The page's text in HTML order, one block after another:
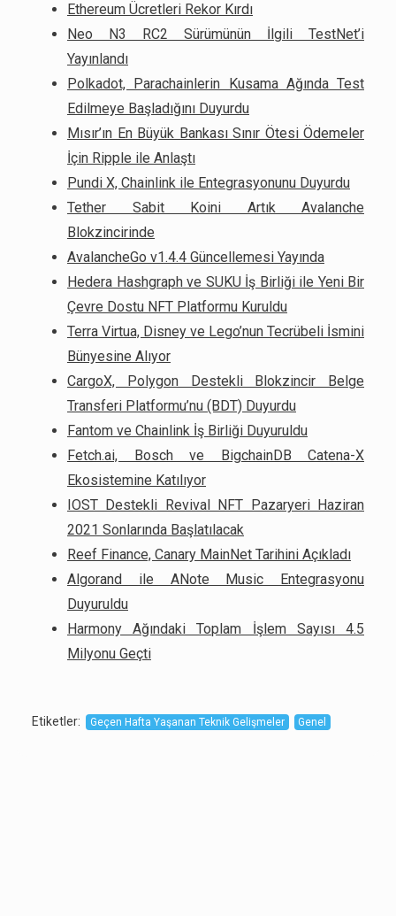
Ethereum Ücretleri Rekor Kırdı
Neo N3 RC2 Sürümünün İlgili TestNet’i
Yayınlandı
Polkadot, Parachainlerin Kusama Ağında Test
Edilmeye Başladığını Duyurdu
Mısır’ın En Büyük Bankası Sınır Ötesi Ödemeler
İçin Ripple ile Anlaştı
Pundi X, Chainlink ile Entegrasyonunu Duyurdu
Tether Sabit Koini Artık Avalanche
Blokzincirinde
AvalancheGo v1.4.4 Güncellemesi Yayında
Hedera Hashgraph ve SUKU İş Birliği ile Yeni Bir
Çevre Dostu NFT Platformu Kuruldu
Terra Virtua, Disney ve Lego’nun Tecrübeli İsmini
Bünyesine Alıyor
CargoX, Polygon Destekli Blokzincir Belge
Transferi Platformu’nu (BDT) Duyurdu
Fantom ve Chainlink İş Birliği Duyuruldu
Fetch.ai, Bosch ve BigchainDB Catena-X
Ekosistemine Katılıyor
IOST Destekli Revival NFT Pazaryeri Haziran
2021 Sonlarında Başlatılacak
Reef Finance, Canary MainNet Tarihini Açıkladı
Algorand ile ANote Music Entegrasyonu
Duyuruldu
Harmony Ağındaki Toplam İşlem Sayısı 4.5
Milyonu Geçti
Etiketler: Geçen Hafta Yaşanan Teknik Gelişmeler Genel